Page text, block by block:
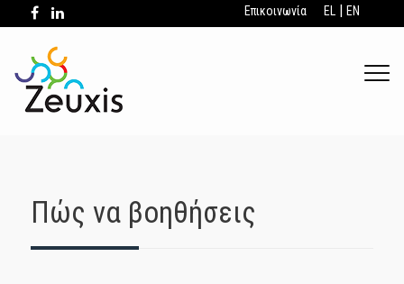
Επικοινωνία EL| EN
.
Πώς να βοηθήσεις